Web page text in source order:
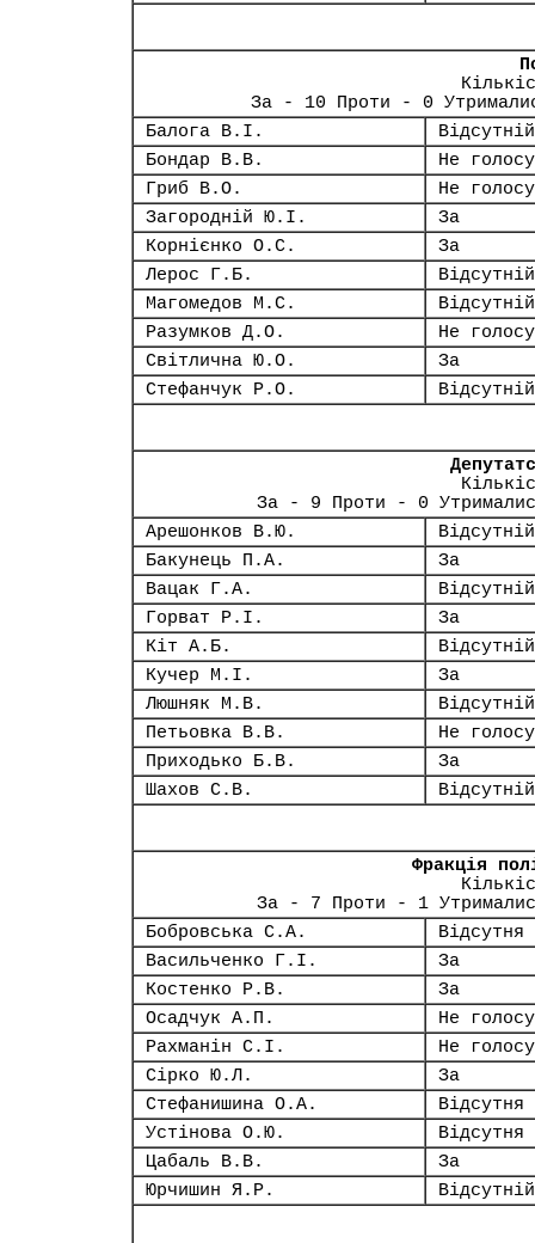
За - 10 Проти - 0
Балога В.І.
Відсутній
Бондар В.В.
Не
Гриб В.О.
Не
Загородній Ю.І.
За
Корнієнко О.С.
За
Лерос Г.Б.
Відсутній
Магомедов М.С.
Відсутній
Разумков Д.О.
Не
Світлична Ю.О.
За
Стефанчук Р.О.
Відсутній
За - 9 Проти - 0
Арешонков В.Ю.
Відсутній
Бакунець П.А.
За
Вацак Г.А.
Відсутній
Горват Р.І.
За
Кіт А.Б.
Відсутній
Кучер М.І.
За
Люшняк М.В.
Відсутній
Петьовка В.В.
Не
Приходько Б.В.
За
Шахов С.В.
Відсутній
Фракція
За - 7 Проти - 1
Бобровська С.А.
Відсутня
Васильченко Г.І.
За
Костенко Р.В.
За
Осадчук А.П.
Не
Рахманін С.І.
Не
Сірко Ю.Л.
За
Стефанишина О.А.
Відсутня
Устінова О.Ю.
Відсутня
Цабаль В.В.
За
Юрчишин Я.Р.
Відсутній